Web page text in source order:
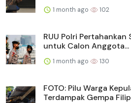
1 month ago 102
RUU Polri
untuk Calon Anggota...
1 month ago 130
FOTO: Pilu Warga
Terdampak Gempa